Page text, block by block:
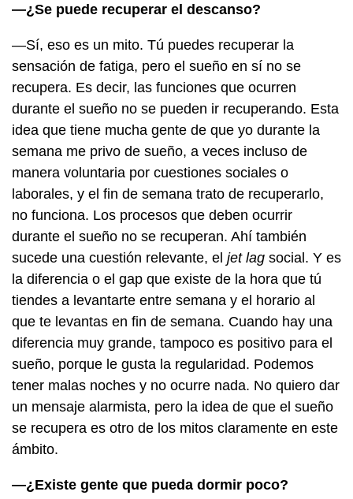
—¿Se puede recuperar el descanso?
—Sí, eso es un mito. Tú puedes recuperar la
sensación de fatiga, pero el sueño en sí no se
recupera. Es decir, las funciones que ocurren
durante el sueño no se pueden ir recuperando. Esta
idea que tiene mucha gente de que yo durante la
semana me privo de sueño, a veces incluso de
manera voluntaria por cuestiones sociales o
laborales, y el fin de semana trato de recuperarlo,
no funciona. Los procesos que deben ocurrir
durante el sueño no se recuperan. Ahí también
sucede una cuestión relevante, el jet lag social. Y es
la diferencia o el gap que existe de la hora que tú
tiendes a levantarte entre semana y el horario al
que te levantas en fin de semana. Cuando hay una
diferencia muy grande, tampoco es positivo para el
sueño, porque le gusta la regularidad. Podemos
tener malas noches y no ocurre nada. No quiero dar
un mensaje alarmista, pero la idea de que el sueño
se recupera es otro de los mitos claramente en este
ámbito.
—¿Existe gente que pueda dormir poco?